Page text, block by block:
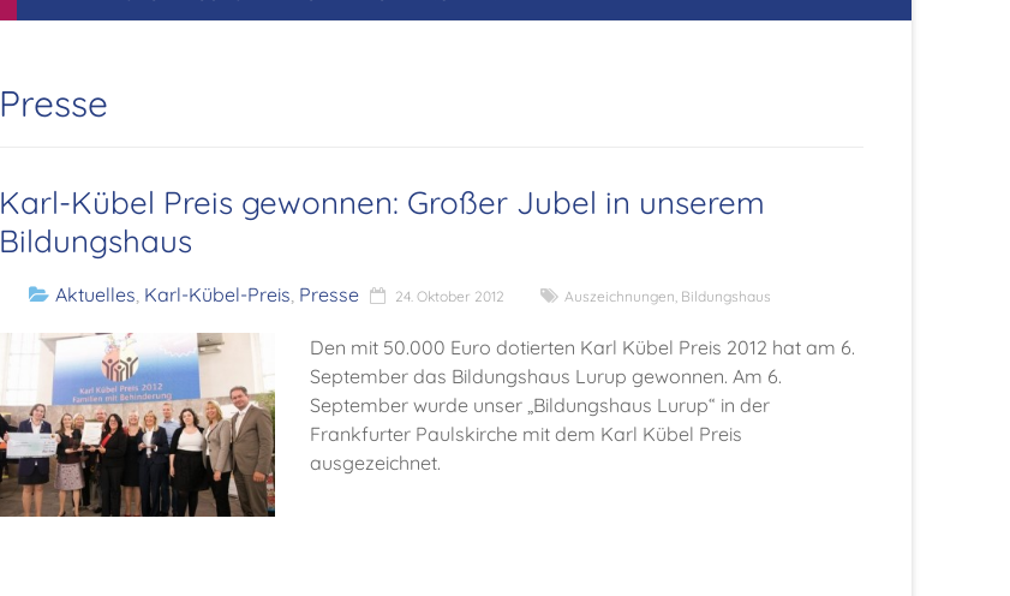
Presse
Karl-Kübel Preis gewonnen: Großer Jubel in unserem
Bildungshaus
Aktuelles, Karl-Kübel-Preis, Presse 24. Oktober 2012 Auszeichnungen, Bildungshaus
Den mit 50.000 Euro dotierten Karl Kübel Preis 2012 hat am 6.
September das Bildungshaus Lurup gewonnen. Am 6.
September wurde unser „Bildungshaus Lurup“ in der
Frankfurter Paulskirche mit dem Karl Kübel Preis
ausgezeichnet.